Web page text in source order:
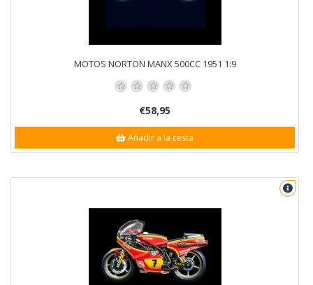
MOTOS NORTON MANX 500CC 1951 1:9
€58,95
Añadir a la cesta